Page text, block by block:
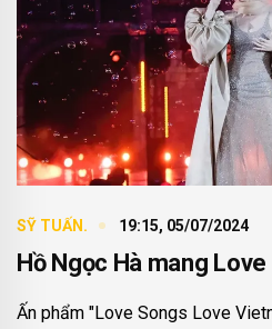
SỸ TUẤN. 19:15, 05/07/2024
Hồ Ngọc Hà mang
Ấn phẩm "Love Songs Love